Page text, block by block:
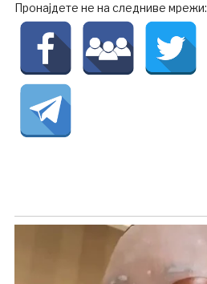
Пронајдете не на следниве мрежи: